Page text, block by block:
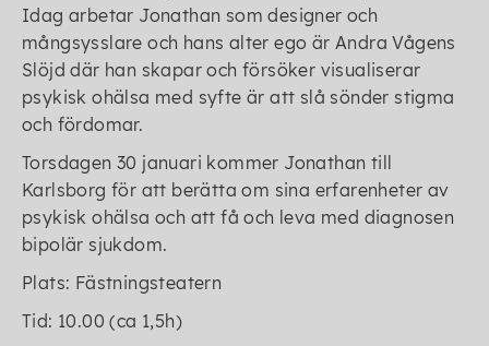
Idag arbetar Jonathan som designer och
mångsysslare och hans alter ego är Andra Vågens
Slöjd där han skapar och försöker visualiserar
psykisk ohälsa med syfte är att slå sönder stigma
och fördomar.
Torsdagen 30 januari kommer Jonathan till
Karlsborg för att berätta om sina erfarenheter av
psykisk ohälsa och att få och leva med diagnosen
bipolär sjukdom.
Plats: Fästningsteatern
Tid: 10.00 (ca 1,5h)